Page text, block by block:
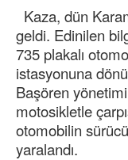
Kaza, dün
geldi. Edinilen
735 plakalı
istasyonuna
Başören
motosikletle
otomobilin
yaralandı.